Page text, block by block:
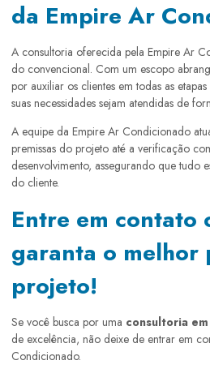
da Empire Ar
A consultoria oferecida pela Empire Ar
do convencional. Com um escopo
por auxiliar os clientes em todas as
suas necessidades sejam atendidas de
A equipe da Empire Ar Condicionado
premissas do projeto até a verificação
desenvolvimento, assegurando que tudo
do cliente.
Entre em contato
garanta o melhor
projeto!
Se você busca por uma consultoria
de excelência, não deixe de entrar em
Condicionado.